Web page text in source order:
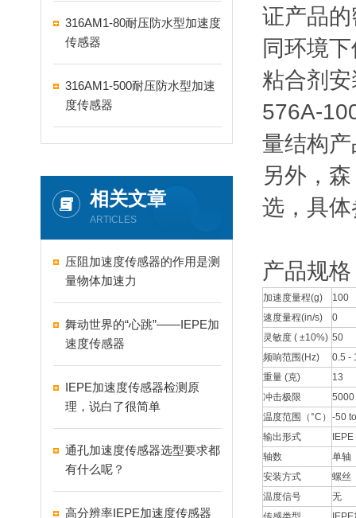
316AM1-80耐压防水型加速度
传感器
316AM1-500耐压防水型加速
度传感器
相关文章
ARTICLES
压阻加速度传感器的作用是测
量物体加速力
舞动世界的“心跳”——IEPE加
速度传感器
IEPE加速度传感器检测原
理，说白了很简单
通孔加速度传感器选型要求都
有什么呢？
高分辨率IEPE加速度传感器
证产品
同环境
粘合剂
576A-
量结构
另外，
选，具
产品规格
加速度量程(g)
100
速度量程(in/s)
0
灵敏度 ( ±10%) 50
频响范围(Hz)
0.5 -
重量 (克)
13
冲击极限
5000
温度范围（°C） -50
输出形式
IEPE
轴数
单轴
安装方式
螺丝
温度信号
无